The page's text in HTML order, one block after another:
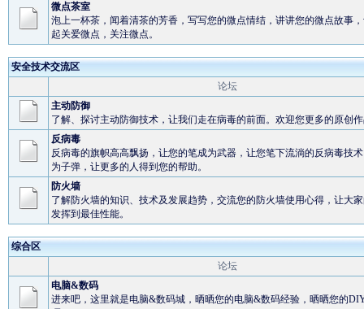
微点茶室
泡上一杯茶，闻着清茶的芳香，写写您的微点情结，讲讲您的微点故事
起关爱微点，关注微点。
安全技术交流区
论坛
主动防御
了解、探讨主动防御技术，让我们走在病毒的前面。欢迎您更多的原创
反病毒
反病毒的旗帜高高飘扬，让您的笔成为武器，让您笔下流淌的反病毒技
为子弹，让更多的人得到您的帮助。
防火墙
了解防火墙的知识、技术及发展趋势，交流您的防火墙使用心得，让大
发挥到最佳性能。
综合区
论坛
电脑&数码
进来吧，这里就是电脑&数码城，晒晒您的电脑&数码经验，晒晒您的